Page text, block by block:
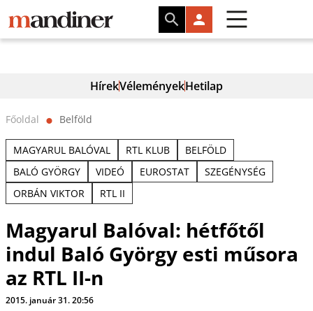
HírekVéleményekHetilap
Főoldal ⬤ Belföld
MAGYARUL BALÓVAL RTL KLUB
BELFÖLD
BALÓ GYÖRGY
VIDEÓ EUROSTAT
SZEGÉNYSÉG
ORBÁN VIKTOR
RTL II
Magyarul Balóval: hétfőtől
indul Baló György esti műsora
az RTL II-n
2015. január 31. 20:56